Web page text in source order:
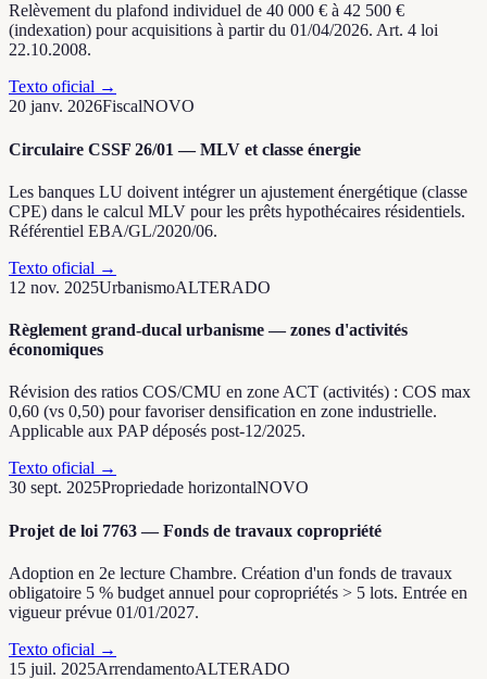
Relèvement du plafond individuel de 40 000 € à 42 500 €
(indexation) pour acquisitions à partir du 01/04/2026. Art. 4 loi
22.10.2008.
Texto oficial →
20 janv. 2026FiscalNOVO
Circulaire CSSF 26/01 — MLV et classe énergie
Les banques LU doivent intégrer un ajustement énergétique (classe
CPE) dans le calcul MLV pour les prêts hypothécaires résidentiels.
Référentiel EBA/GL/2020/06.
Texto oficial →
12 nov. 2025UrbanismoALTERADO
Règlement grand-ducal urbanisme — zones d'activités
économiques
Révision des ratios COS/CMU en zone ACT (activités) : COS max
0,60 (vs 0,50) pour favoriser densification en zone industrielle.
Applicable aux PAP déposés post-12/2025.
Texto oficial →
30 sept. 2025Propriedade horizontalNOVO
Projet de loi 7763 — Fonds de travaux copropriété
Adoption en 2e lecture Chambre. Création d'un fonds de travaux
obligatoire 5 % budget annuel pour copropriétés > 5 lots. Entrée en
vigueur prévue 01/01/2027.
Texto oficial →
15 juil. 2025ArrendamentoALTERADO